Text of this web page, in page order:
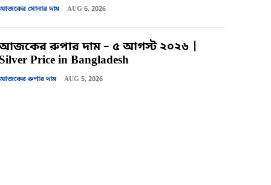
সোনার দাম AUG 6, 2026
রুপার দাম – ৫ আগস্ট ২০২৬ |
Price in Bangladesh
রুপার দাম AUG 5, 2026